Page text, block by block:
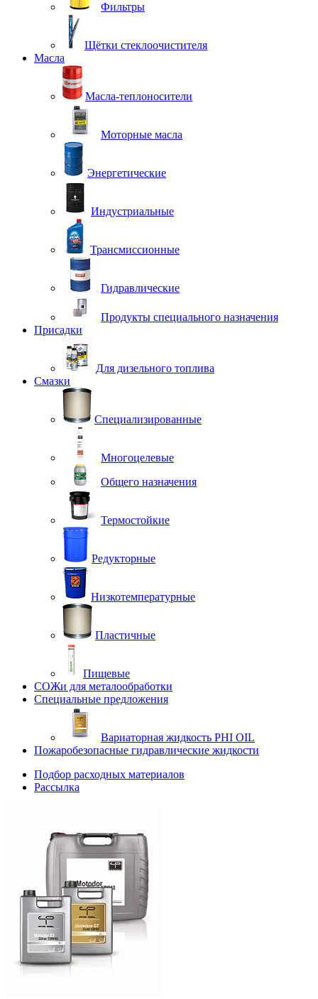
Фильтры
Щётки стеклоочистителя
Масла
Масла-теплоносители
Моторные масла
Энергетические
Индустриальные
Трансмиссионные
Гидравлические
Продукты специального назначения
Присадки
Для дизельного топлива
Смазки
Специализированные
Многоцелевые
Общего назначения
Термостойкие
Редукторные
Низкотемпературные
Пластичные
Пищевые
СОЖи для металообработки
Специальные предложения
Вариаторная жидкость PHI OIL
Пожаробезопасные гидравлические жидкости
Подбор расходных материалов
Рассылка